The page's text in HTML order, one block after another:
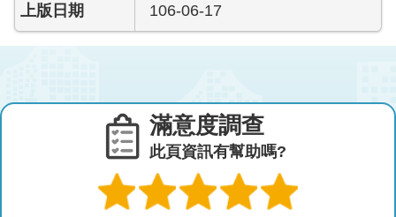
106-06-17
滿意度調查
此頁資訊有幫助嗎?